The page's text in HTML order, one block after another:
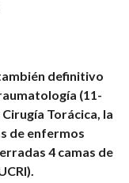
definitivo
(11-
Torácica, la
de enfermos
4 camas de